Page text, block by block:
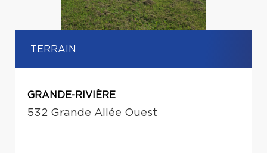
TERRAIN
GRANDE-RIVIÈRE
532 Grande Allée Ouest